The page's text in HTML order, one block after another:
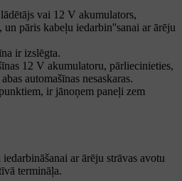
vai 12 V akumulators,
un pāris kabeļu iedarbin''sanai ar ārēju
ir izslēgta.
12 V akumulatoru, pārliecinieties,
automašīnas nesaskaras.
ir jānoņem paneļi zem
ar ārēju strāvas avotu
termināļa.